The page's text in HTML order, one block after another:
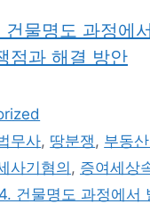
물명도 과정에
점과 해결 방안
무사, 땅분쟁 , 부동
사기혐의 , 증여세상
건물명도 과정에서